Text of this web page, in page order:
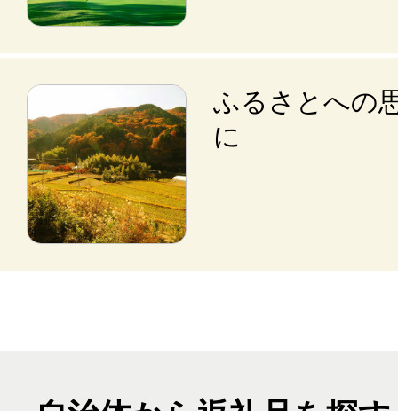
ふるさとへの
に